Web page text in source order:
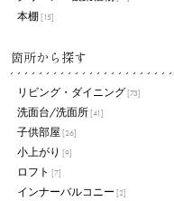
本棚 [15]
箇所から探す
リビング・ダイニング [73]
洗面台/洗面所 [41]
子供部屋 [26]
小上がり [9]
ロフト [7]
インナーバルコニー [2]